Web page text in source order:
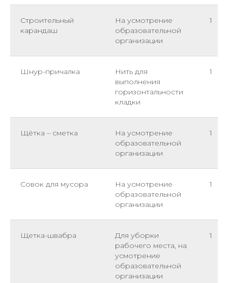
Строительный
карандаш
На усмотрение
образовательной
организации
1
Шнур-причалка
Нить для
выполнения
горизонтальности
кладки
1
Щётка – сметка
На усмотрение
образовательной
организации
1
Совок для мусора
На усмотрение
образовательной
организации
1
Щетка-швабра
Для уборки
рабочего места, на
усмотрение
образовательной
организации
1